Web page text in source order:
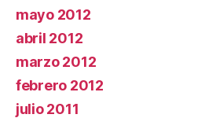
mayo 2012
abril 2012
marzo 2012
febrero 2012
julio 2011